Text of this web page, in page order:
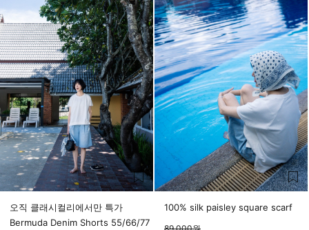
오직 클래시컬리에서만 특가
Bermuda Denim Shorts 55/66/77
100% silk paisley square scarf
89,000원